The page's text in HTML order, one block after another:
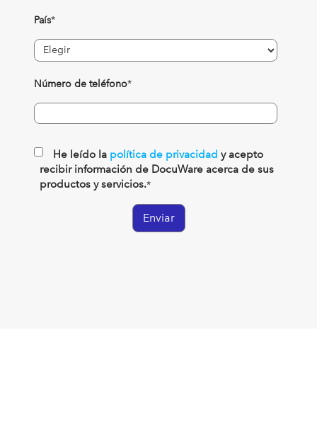
País*
Número de teléfono*
He leído la política de privacidad y acepto
recibir información de DocuWare acerca de sus
productos y servicios.*